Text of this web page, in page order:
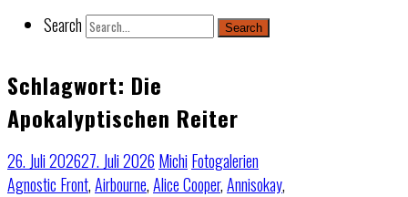
Search Search
Schlagwort: Die
Apokalyptischen Reiter
26. Juli 202627. Juli 2026 Michi Fotogalerien
Agnostic Front,Airbourne,Alice Cooper,Annisokay,